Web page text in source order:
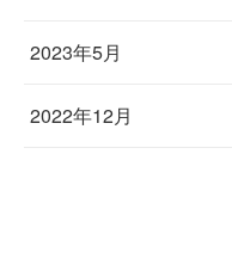
2023年5月
2022年12月